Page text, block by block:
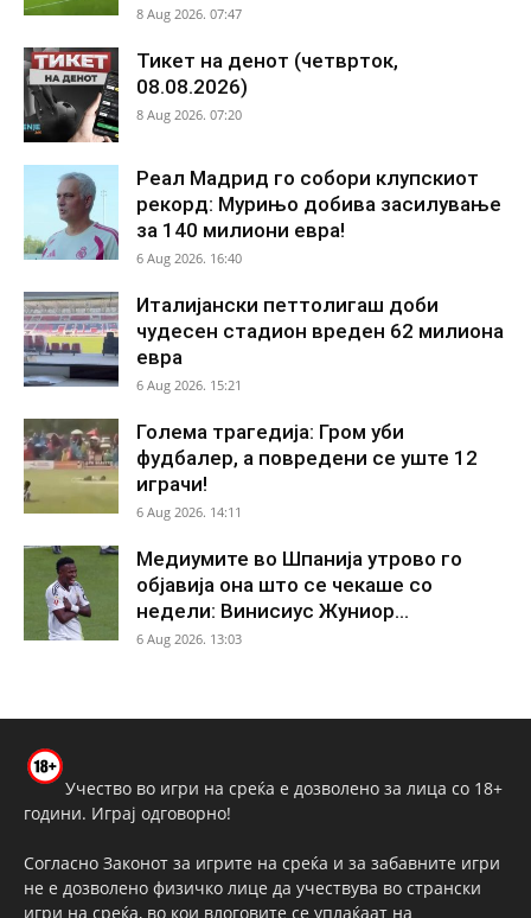
8 Aug 2026. 07:47
Тикет на денот (четврток,
08.08.2026)
8 Aug 2026. 07:20
Реал Мадрид го собори клупскиот
рекорд: Мурињо добива засилување
за 140 милиони евра!
6 Aug 2026. 16:40
Италијански петтолигаш доби
чудесен стадион вреден 62 милиона
евра
6 Aug 2026. 15:21
Голема трагедија: Гром уби
фудбалер, а повредени се уште 12
играчи!
6 Aug 2026. 14:11
Медиумите во Шпанија утрово го
објавија она што се чекаше со
недели: Винисиус Жуниор...
6 Aug 2026. 13:03
Учество во игри на среќа е дозволено за лица со 18+
години. Играј одговорно!
Согласно Законот за игрите на среќа и за забавните игри
не е дозволено физичко лице да учествува во странски
игри на среќа, во кои влоговите се уплаќаат на